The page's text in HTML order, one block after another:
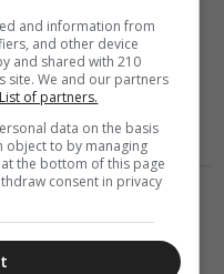
κατ’ αύτη και οι
την Τετάρτη μετά την
and information from
and other device
and shared with 210
site. We and our partners
List of partners.
data on the basis
object to by managing
the bottom of this page
consent in privacy